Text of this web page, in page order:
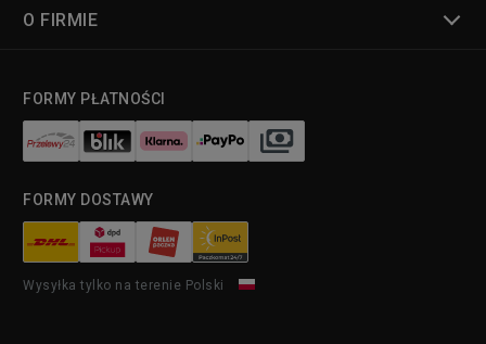
O FIRMIE
FORMY PŁATNOŚCI
FORMY DOSTAWY
Wysyłka tylko na terenie Polski